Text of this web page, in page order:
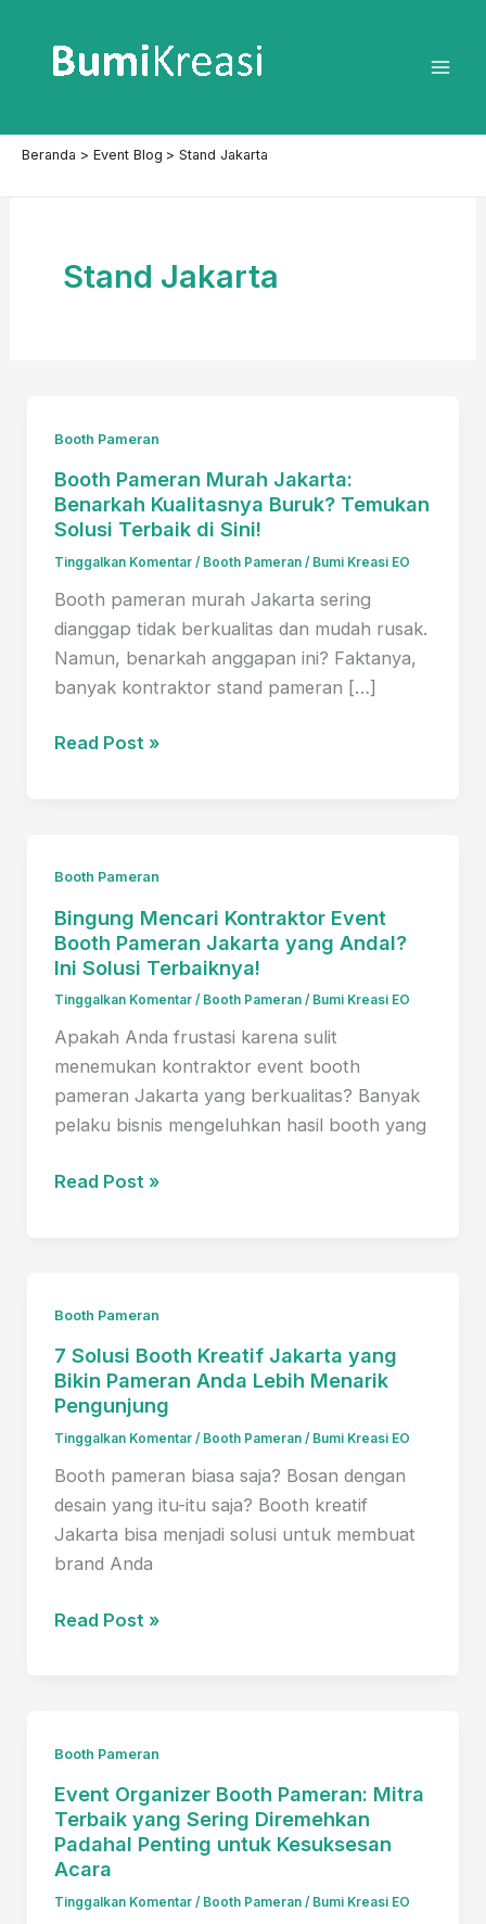
konten
Beranda Event Blog Stand Jakarta
Stand Jakarta
Booth Pameran
Booth Pameran Murah Jakarta:
Benarkah Kualitasnya Buruk? Temukan
Solusi Terbaik di Sini!
Tinggalkan Komentar / Booth Pameran/ Bumi Kreasi EO
Booth pameran murah Jakarta sering
dianggap tidak berkualitas dan mudah rusak.
Namun, benarkah anggapan ini? Faktanya,
banyak kontraktor stand pameran […]
Booth
Kualitasnya
Buruk?
Temukan
Solusi
Terbaik
di
Sini!
Read Post »
Booth Pameran
Bingung Mencari Kontraktor Event
Booth Pameran Jakarta yang Andal?
Ini Solusi Terbaiknya!
Tinggalkan Komentar / Booth Pameran/ Bumi Kreasi EO
Apakah Anda frustasi karena sulit
menemukan kontraktor event booth
pameran Jakarta yang berkualitas? Banyak
pelaku bisnis mengeluhkan hasil booth yang
Bingung
Pameran
Jakarta
yang
Andal?
Ini
Solusi
Terbaiknya!
Read Post »
Booth Pameran
7 Solusi Booth Kreatif Jakarta yang
Bikin Pameran Anda Lebih Menarik
Pengunjung
Tinggalkan Komentar / Booth Pameran/ Bumi Kreasi EO
Booth pameran biasa saja? Bosan dengan
desain yang itu-itu saja? Booth kreatif
Jakarta bisa menjadi solusi untuk membuat
brand Anda
7
yang
Bikin
Pameran
Anda
Lebih
Menarik
Read Post »
Booth Pameran
Event Organizer Booth Pameran: Mitra
Terbaik yang Sering Diremehkan
Padahal Penting untuk Kesuksesan
Acara
Tinggalkan Komentar / Booth Pameran/ Bumi Kreasi EO